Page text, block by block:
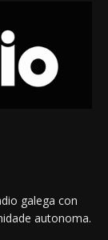
galega con
autonoma.